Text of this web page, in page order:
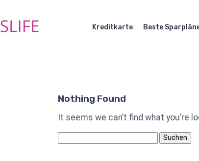
Kreditkarte Beste
Nothing Found
It seems we can’t find what you’re